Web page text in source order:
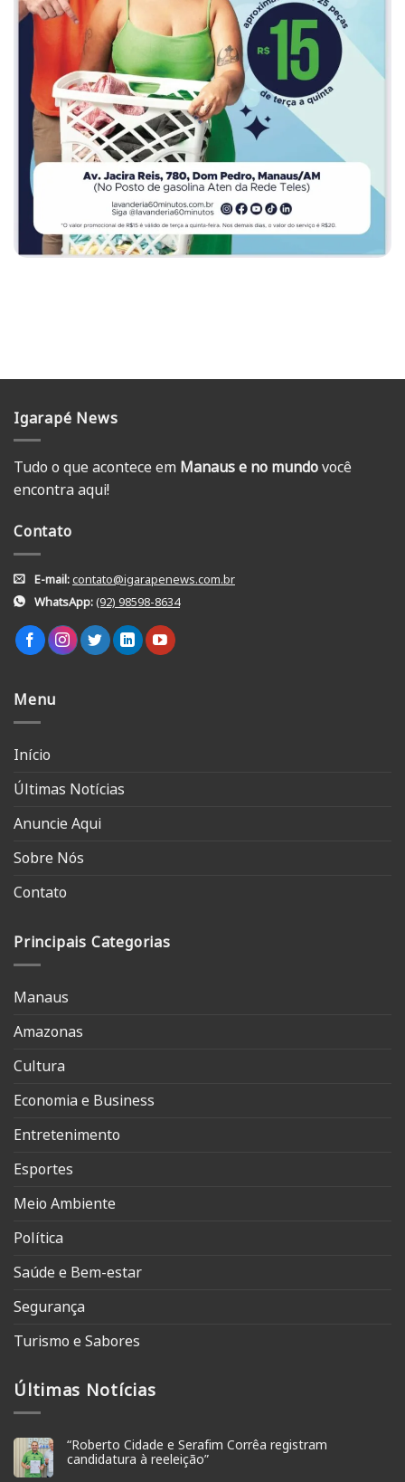
Igarapé News
Tudo o que acontece em Manaus e no mundovocê
encontra aqui!
Contato
E-mail:contato@igarapenews.com.br
WhatsApp:(92) 98598-8634
Menu
Início
Últimas Notícias
Anuncie Aqui
Sobre Nós
Contato
Principais Categorias
Manaus
Amazonas
Cultura
Economia e Business
Entretenimento
Esportes
Meio Ambiente
Política
Saúde e Bem-estar
Segurança
Turismo e Sabores
Últimas Notícias
“Roberto Cidade e Serafim Corrêa registram
candidatura à reeleição”